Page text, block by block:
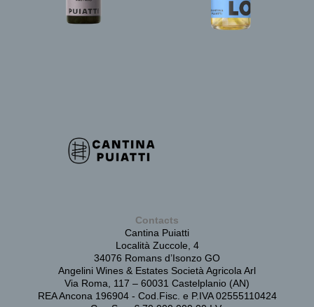
Contacts
Cantina Puiatti
Località Zuccole, 4
34076 Romans d’Isonzo GO
Angelini Wines & Estates Società Agricola Arl
Via Roma, 117 – 60031 Castelplanio (AN)
REA Ancona 196904 - Cod.Fisc. e P.IVA 02555110424